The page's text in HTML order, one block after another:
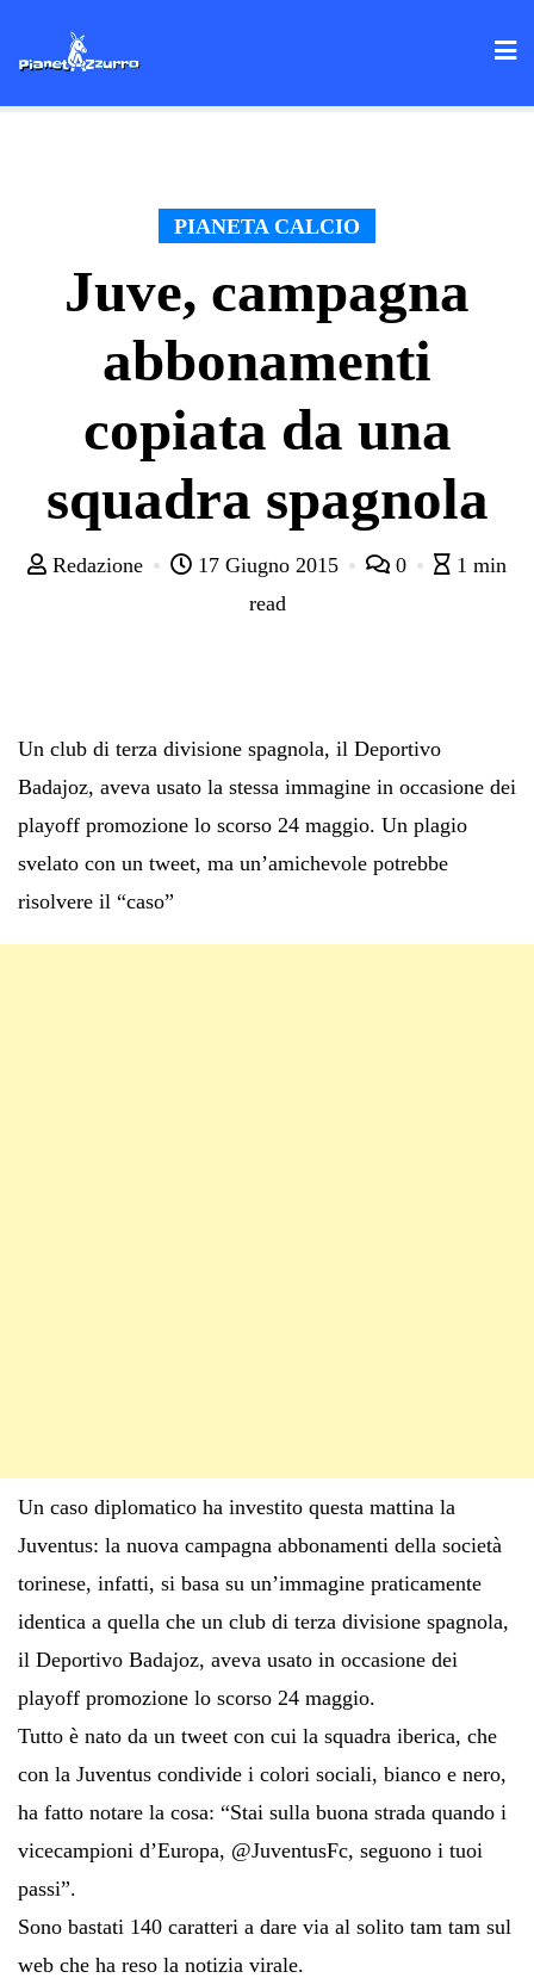
PIANETA CALCIO
Juve, campagna
abbonamenti
copiata da una
squadra spagnola
Redazione 17 Giugno 2015 0
1 min
read
Un club di terza divisione spagnola, il Deportivo
Badajoz, aveva usato la stessa immagine in occasione dei
playoff promozione lo scorso 24 maggio. Un plagio
svelato con un tweet, ma un’amichevole potrebbe
risolvere il “caso”
Un caso diplomatico ha investito questa mattina la
Juventus: la nuova campagna abbonamenti della società
torinese, infatti, si basa su un’immagine praticamente
identica a quella che un club di terza divisione spagnola,
il Deportivo Badajoz, aveva usato in occasione dei
playoff promozione lo scorso 24 maggio.
Tutto è nato da un tweet con cui la squadra iberica, che
con la Juventus condivide i colori sociali, bianco e nero,
ha fatto notare la cosa: “Stai sulla buona strada quando i
vicecampioni d’Europa, @JuventusFc, seguono i tuoi
passi”.
Sono bastati 140 caratteri a dare via al solito tam tam sul
web che ha reso la notizia virale.